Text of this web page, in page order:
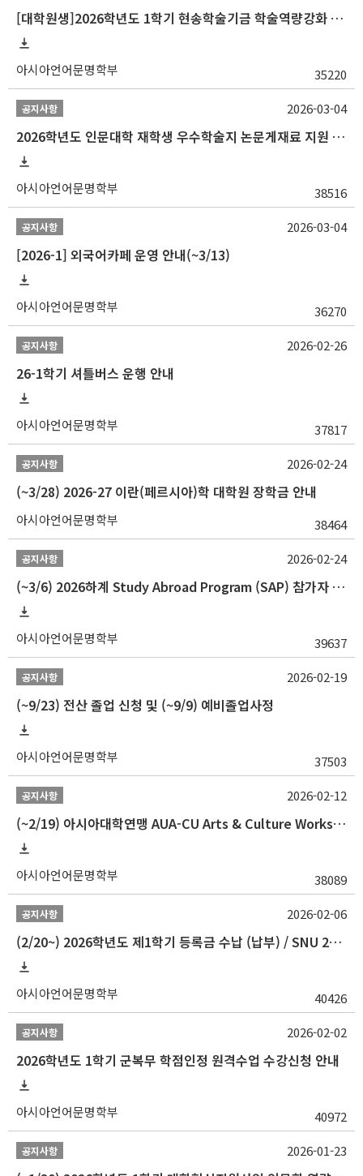
[대학원생]2026학년도 1학기 현송학술기금 학술역량강화 사업 안내
아시아언어문명학부 35220
공지사항
2026학년도 인문대학 재학생 우수학술지 논문게재료 지원 안내
아시아언어문명학부 38516
2026-03-04
공지사항
[2026-1] 외국어카페 운영 안내(~3/13)
아시아언어문명학부 36270
2026-03-04
공지사항
26-1학기 셔틀버스 운행 안내
아시아언어문명학부 37817
2026-02-26
공지사항
(~3/28) 2026-27 이란(페르시아)학 대학원 장학금 안내
아시아언어문명학부 38464
2026-02-24
공지사항
(~3/6) 2026하계 Study Abroad Program (SAP) 참가자 모집 안내
아시아언어문명학부 39637
2026-02-24
공지사항
(~9/23) 전산 졸업 신청 및 (~9/9) 예비졸업사정
아시아언어문명학부 37503
2026-02-19
공지사항
(~2/19) 아시아대학연맹 AUA-CU Arts & Culture Workshop Camp 2026 참가자 선발 안내
아시아언어문명학부 38089
2026-02-12
공지사항
(2/20~) 2026학년도 제1학기 등록금 수납 (납부) / SNU 26-1 Tuition fee payment notice
아시아언어문명학부 40426
2026-02-06
공지사항
2026학년도 1학기 군복무 학점인정 원격수업 수강신청 안내
아시아언어문명학부 40972
2026-02-02
공지사항 2026-01-23